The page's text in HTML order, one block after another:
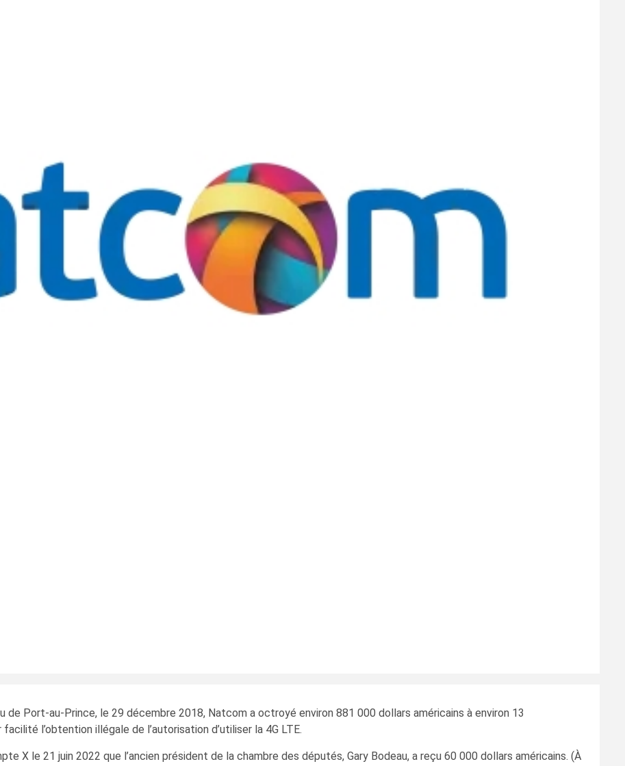
de Port-au-Prince, le 29 décembre 2018, Natcom a octroyé environ 881 000 dollars américains à environ 13
l’obtention illégale de l’autorisation d’utiliser la 4G LTE.
X le 21 juin 2022 que l’ancien président de la chambre des députés, Gary Bodeau, a reçu 60 000 dollars américains. (À